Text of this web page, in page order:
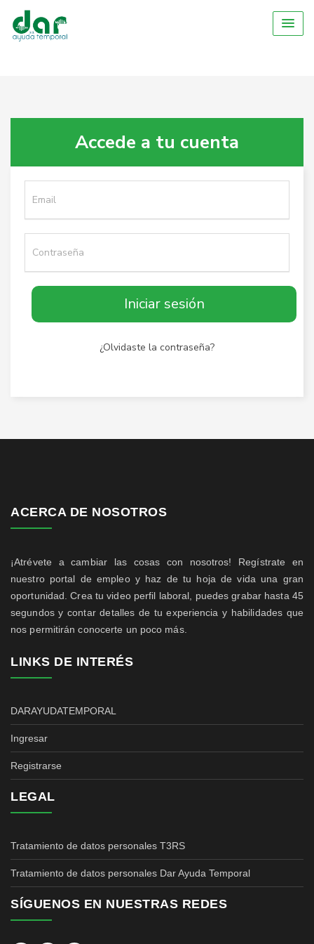
Accede a tu cuenta
Iniciar sesión
¿Olvidaste la contraseña?
ACERCA DE NOSOTROS
¡Atrévete a cambiar las cosas con nosotros! Regístrate en
nuestro portal de empleo y haz de tu hoja de vida una gran
oportunidad. Crea tu video perfil laboral, puedes grabar hasta 45
segundos y contar detalles de tu experiencia y habilidades que
nos permitirán conocerte un poco más.
LINKS DE INTERÉS
DARAYUDATEMPORAL
Ingresar
Registrarse
LEGAL
Tratamiento de datos personales T3RS
Tratamiento de datos personales Dar Ayuda Temporal
SÍGUENOS EN NUESTRAS REDES